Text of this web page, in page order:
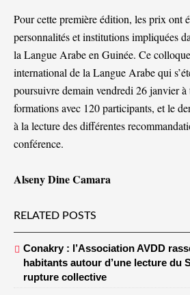
Pour cette première édition, les prix ont
personnalités et institutions impliquées
la Langue Arabe en Guinée. Ce
international de la Langue Arabe qui
poursuivre demain vendredi 26 janvier à
formations avec 120 participants, et le
à la lecture des différentes
conférence.
Alseny Dine Camara
RELATED POSTS
Conakry : l’Association AVDD
habitants autour d’une lecture du
rupture collective